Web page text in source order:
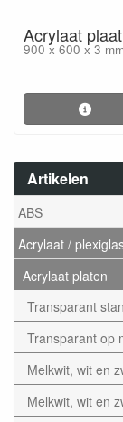
Artikelen
ABS
Acrylaat /
Acrylaat platen
Transparant
Transparant op
Melkwit, wit en
Melkwit, wit en
Acrylaat
900 x 600 x 3